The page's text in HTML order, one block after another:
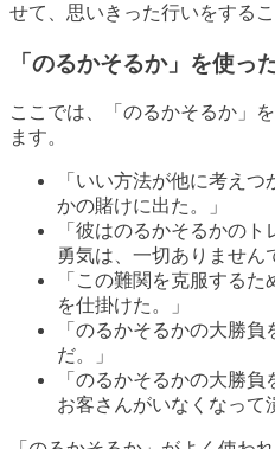
せて、思いきった行いをする
「のるかそるか」を使っ
ここでは、「のるかそるか」
ます。
「いい方法が他に考え
かの賭けに出た。」
「彼はのるかそるかの
勇気は、一切ありません
「この難関を克服する
を仕掛けた。」
「のるかそるかの大勝
だ。」
「のるかそるかの大勝
お客さんがいなくなって